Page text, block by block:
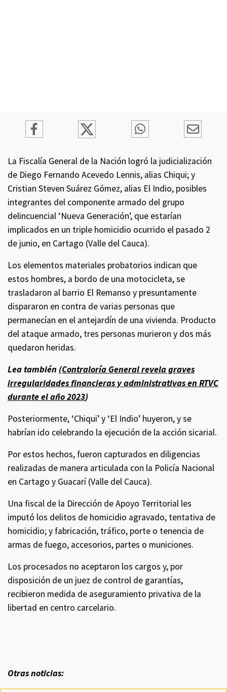
La Fiscalía General de la Nación logró la judicialización
de Diego Fernando Acevedo Lennis, alias Chiqui; y
Cristian Steven Suárez Gómez, alias El Indio, posibles
integrantes del componente armado del grupo
delincuencial ‘Nueva Generación’, que estarían
implicados en un triple homicidio ocurrido el pasado 2
de junio, en Cartago (Valle del Cauca).
Los elementos materiales probatorios indican que
estos hombres, a bordo de una motocicleta, se
trasladaron al barrio El Remanso y presuntamente
dispararon en contra de varias personas que
permanecían en el antejardín de una vivienda. Producto
del ataque armado, tres personas murieron y dos más
quedaron heridas.
Lea también (Contraloría General revela graves
irregularidades financieras y administrativas en RTVC
durante el año 2023)
Posteriormente, ‘Chiqui’ y ‘El Indio’ huyeron, y se
habrían ido celebrando la ejecución de la acción sicarial.
Por estos hechos, fueron capturados en diligencias
realizadas de manera articulada con la Policía Nacional
en Cartago y Guacarí (Valle del Cauca).
Una fiscal de la Dirección de Apoyo Territorial les
imputó los delitos de homicidio agravado, tentativa de
homicidio; y fabricación, tráfico, porte o tenencia de
armas de fuego, accesorios, partes o municiones.
Los procesados no aceptaron los cargos y, por
disposición de un juez de control de garantías,
recibieron medida de aseguramiento privativa de la
libertad en centro carcelario.
Otras noticias: